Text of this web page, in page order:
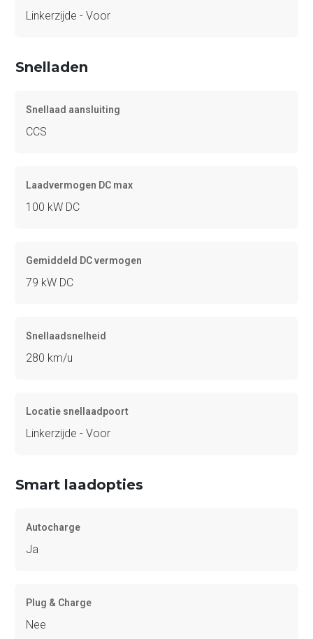
Linkerzijde - Voor
Snelladen
Snellaad aansluiting
CCS
Laadvermogen DC max
100 kW DC
Gemiddeld DC vermogen
79 kW DC
Snellaadsnelheid
280 km/u
Locatie snellaadpoort
Linkerzijde - Voor
Smart laadopties
Autocharge
Ja
Plug & Charge
Nee